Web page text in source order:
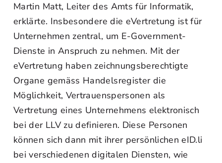
Martin Matt, Leiter des Amts für Informatik,
erklärte. Insbesondere die eVertretung ist für
Unternehmen zentral, um E-Government-
Dienste in Anspruch zu nehmen. Mit der
eVertretung haben zeichnungsberechtigte
Organe gemäss Handelsregister die
Möglichkeit, Vertrauenspersonen als
Vertretung eines Unternehmens elektronisch
bei der LLV zu definieren. Diese Personen
können sich dann mit ihrer persönlichen eID.li
bei verschiedenen digitalen Diensten, wie